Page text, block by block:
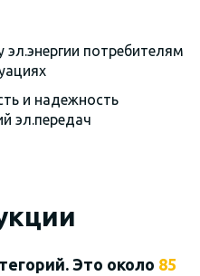
потребителям
и надежность
эл.передач
Это около 85